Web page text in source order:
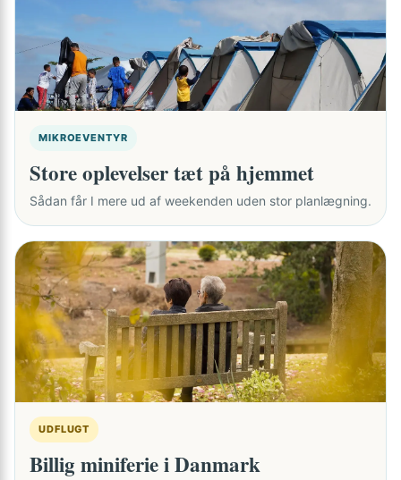
MIKROEVENTYR
Store oplevelser tæt på hjemmet
Sådan får I mere ud af weekenden uden stor planlægning.
UDFLUGT
Billig miniferie i Danmark